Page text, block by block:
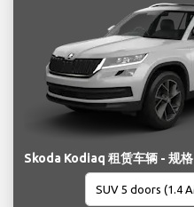
Skoda Kodiaq 租赁车辆 - 规格